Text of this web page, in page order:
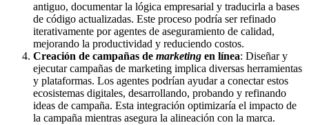
antiguo, documentar la lógica empresarial y traducirla a bases
de código actualizadas. Este proceso podría ser refinado
iterativamente por agentes de aseguramiento de calidad,
mejorando la productividad y reduciendo costos.
Creación de campañas de marketing en línea: Diseñar y
ejecutar campañas de marketing implica diversas herramientas
y plataformas. Los agentes podrían ayudar a conectar estos
ecosistemas digitales, desarrollando, probando y refinando
ideas de campaña. Esta integración optimizaría el impacto de
la campaña mientras asegura la alineación con la marca.